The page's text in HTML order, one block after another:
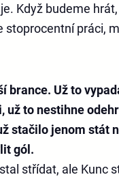
Když budeme
stoprocentní práci,
brance. Už to
už to nestihne
stačilo jenom stát
gól.
střídat, ale Kunc